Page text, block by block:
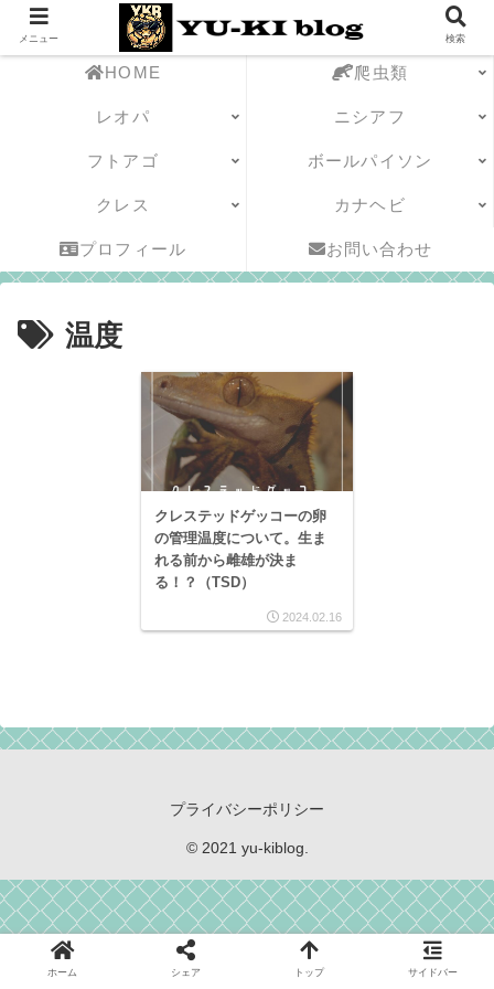
HOME 爬虫類
レオパ ニシアフ
フトアゴ ボールパイソン
クレス カナヘビ
プロフィール お問い合わせ
温度
クレステッドゲッコーの卵
の管理温度について。生ま
れる前から雌雄が決ま
る！？（TSD）
2024.02.16
プライバシーポリシー
© 2021 yu-kiblog.
メニュー 検索
ホーム シェア トップ サイドバー